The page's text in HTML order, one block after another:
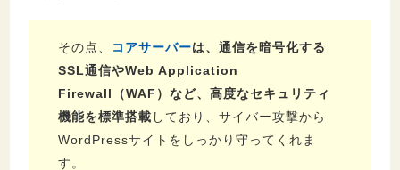
その点、 コアサーバーは、通信を暗号化する
SSL通信やWeb Application
Firewall（WAF）など、高度なセキュリティ
機能を標準搭載 しており、サイバー攻撃から
WordPressサイトをしっかり守ってくれま
す。